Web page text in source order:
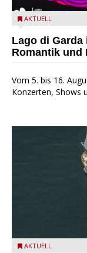
Lago di Garda in
AKTUELL
Lago di Garda
Romantik und
Vom 5. bis 16.
Konzerten, Shows
Mit dem
AKTUELL